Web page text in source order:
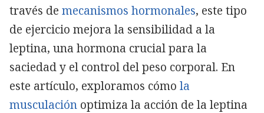
través de mecanismos hormonales, este tipo
de ejercicio mejora la sensibilidad a la
leptina, una hormona crucial para la
saciedad y el control del peso corporal. En
este artículo, exploramos cómo la
musculación optimiza la acción de la leptina